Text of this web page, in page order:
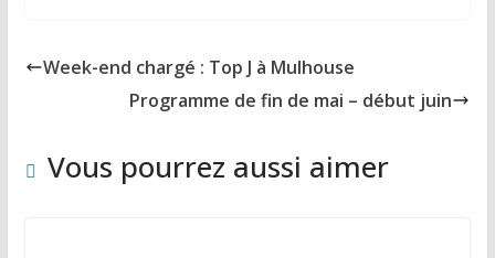
b
k
d
o
l g
er
Week-end chargé : Top J à Mulhouse
Programme de fin de mai – début juin
Vous pourrez aussi aimer